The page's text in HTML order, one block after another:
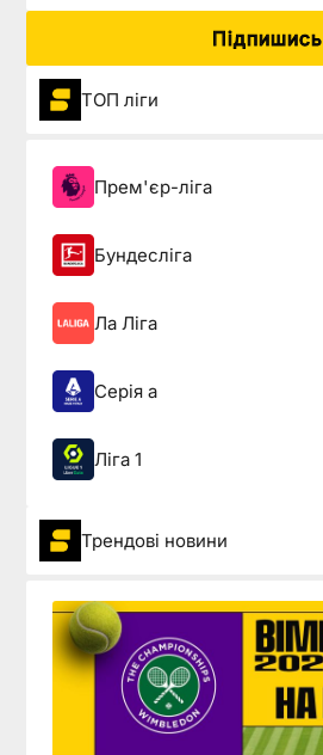
Підпишись
ТОП ліги
Прем'єр-ліга
Бундесліга
Ла Ліга
Серія а
Ліга 1
Трендові новини